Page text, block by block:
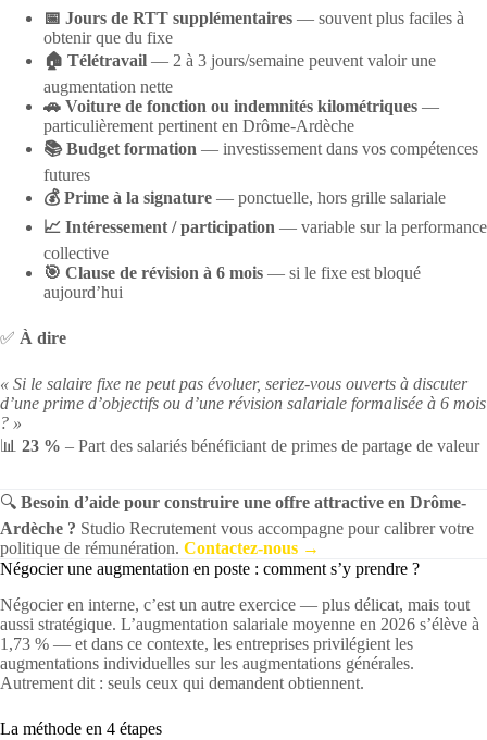
📅 Jours de RTT supplémentaires — souvent plus faciles à
obtenir que du fixe
🏠 Télétravail — 2 à 3 jours/semaine peuvent valoir une
augmentation nette
🚗 Voiture de fonction ou indemnités kilométriques —
particulièrement pertinent en Drôme-Ardèche
📚 Budget formation — investissement dans vos compétences
futures
💰 Prime à la signature — ponctuelle, hors grille salariale
📈 Intéressement / participation — variable sur la performance
collective
🎯 Clause de révision à 6 mois — si le fixe est bloqué
aujourd’hui
✅ À dire
« Si le salaire fixe ne peut pas évoluer, seriez-vous ouverts à discuter
d’une prime d’objectifs ou d’une révision salariale formalisée à 6 mois
? »
📊 23 % – Part des salariés bénéficiant de primes de partage de valeur
🔍 Besoin d’aide pour construire une offre attractive en Drôme-
Ardèche ? Studio Recrutement vous accompagne pour calibrer votre
politique de rémunération. Contactez-nous →
Négocier une augmentation en poste : comment s’y prendre ?
Négocier en interne, c’est un autre exercice — plus délicat, mais tout
aussi stratégique. L’augmentation salariale moyenne en 2026 s’élève à
1,73 % — et dans ce contexte, les entreprises privilégient les
augmentations individuelles sur les augmentations générales.
Autrement dit : seuls ceux qui demandent obtiennent.
La méthode en 4 étapes